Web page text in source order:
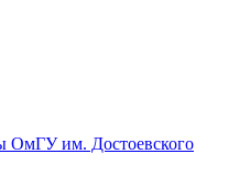
ОмГУ им. Достоевского